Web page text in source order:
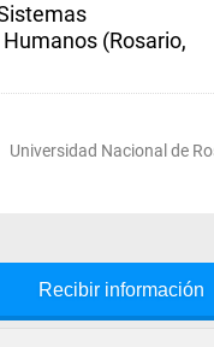
(Rosario,
Universidad Nacional de
Recibir información